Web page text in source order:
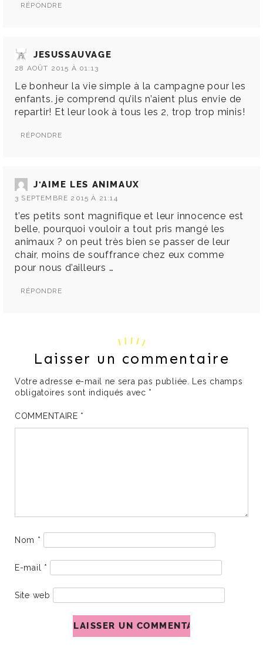
RÉPONDRE
JESUSSAUVAGE
28 AOÛT 2015 À 01:13
Le bonheur la vie simple à la campagne pour les
enfants. je comprend qu’ils n’aient plus envie de
repartir! Et leur look à tous les 2, trop trop minis!
RÉPONDRE
J'AIME LES ANIMAUX
3 SEPTEMBRE 2015 À 21:14
t’es petits sont magnifique et leur innocence est
belle, pourquoi vouloir a tout pris mangé les
animaux ? on peut très bien se passer de leur
chair, moins de souffrance chez eux comme
pour nous d’ailleurs …
RÉPONDRE
Laisser un commentaire
Votre adresse e-mail ne sera pas publiée. Les champs
obligatoires sont indiqués avec *
COMMENTAIRE *
Nom *
E-mail *
Site web